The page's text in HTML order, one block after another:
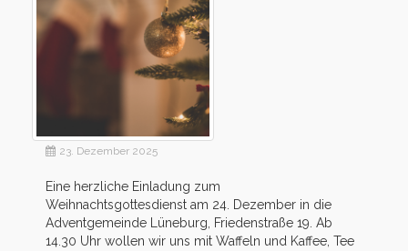
23. Dezember 2025
Eine herzliche Einladung zum
Weihnachtsgottesdienst am 24. Dezember in die
Adventgemeinde Lüneburg, Friedenstraße 19. Ab
14.30 Uhr wollen wir uns mit Waffeln und Kaffee, Tee